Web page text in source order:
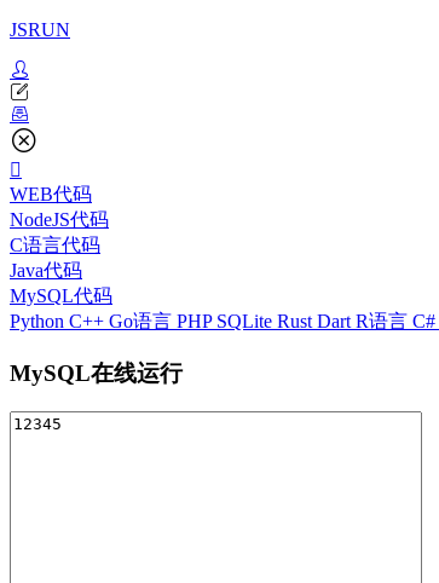
JSRUN
WEB代码
NodeJS代码
C语言代码
Java代码
MySQL代码
Python C++ Go语言 PHP SQLite Rust Dart R语言 C#
MySQL在线运行